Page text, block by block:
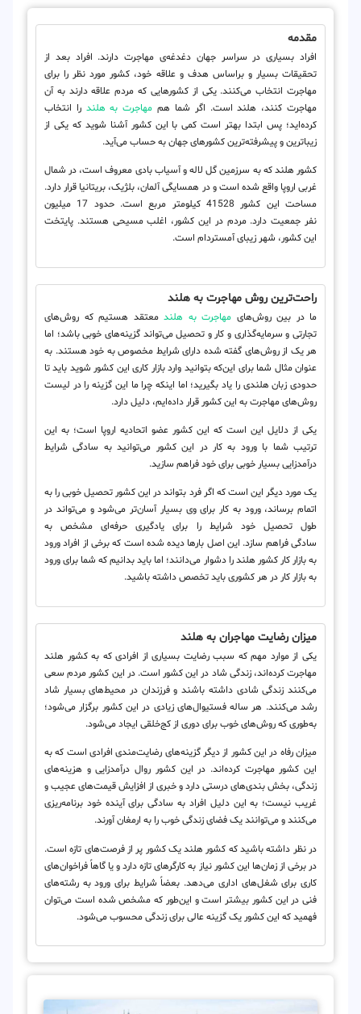
مقدمه
افراد بسیاری در سراسر جهان دغدغه‌ی مهاجرت دارند. افراد بعد از
تحقیقات بسیار و براساس هدف و علاقه خود، کشور مورد نظر را برای
مهاجرت انتخاب می‌کنند. یکی از کشورهایی که مردم علاقه دارند به آن
مهاجرت کنند، هلند است. اگر شما هم مهاجرت به هلند را انتخاب
کرده‌اید؛ پس ابتدا بهتر است کمی با این کشور آشنا شوید که یکی از
زیباترین و پیشرفته‌ترین کشورهای جهان به حساب می‌آید.
کشور هلند که به سرزمین گل لاله و آسیاب بادی معروف است، در شمال
غربی اروپا واقع شده است و در همسایگی آلمان، بلژیک، بریتانیا قرار دارد.
مساحت این کشور 41528 کیلومتر مربع است. حدود 17 میلیون
نفر جمعیت دارد. مردم در این کشور، اغلب مسیحی هستند. پایتخت
این کشور، شهر زیبای آمستردام است.
راحت‌ترین روش مهاجرت به هلند
ما در بین روش‌های مهاجرت به هلند معتقد هستیم که روش‌های
تجارتی و سرمایه‌گذاری و کار و تحصیل می‌تواند گزینه‌های خوبی باشد؛ اما
هر یک از روش‌های گفته شده دارای شرایط مخصوص به خود هستند. به
عنوان مثال شما برای این‌که بتوانید وارد بازار کاری این کشور شوید باید تا
حدودی زبان هلندی را یاد بگیرید؛ اما اینکه چرا ما این گزینه را در لیست
روش‌های مهاجرت به این کشور قرار داده‌ایم، دلیل دارد.
یکی از دلایل این است که این کشور عضو اتحادیه اروپا است؛ به این
ترتیب شما با ورود به کار در این کشور می‌توانید به سادگی شرایط
درآمدزایی بسیار خوبی برای خود فراهم سازید.
یک مورد دیگر این است که اگر فرد بتواند در این کشور تحصیل خوبی را به
اتمام برساند، ورود به کار برای وی بسیار آسان‌تر می‌شود و می‌تواند در
طول تحصیل خود شرایط را برای یادگیری حرفه‌ای مشخص به
سادگی فراهم سازد. این اصل بارها دیده شده است که برخی از افراد ورود
به بازار کار کشور هلند را دشوار می‌دانند؛ اما باید بدانیم که شما برای ورود
به بازار کار در هر کشوری باید تخصص داشته باشید.
میزان رضایت مهاجران به هلند
یکی از موارد مهم که سبب رضایت بسیاری از افرادی که به کشور هلند
مهاجرت کرده‌اند، زندگی شاد در این کشور است. در این کشور مردم سعی
می‌کنند زندگی شادی داشته باشند و فرزندان در محیط‌های بسیار شاد
رشد می‌کنند. هر ساله فستیوال‌های زیادی در این کشور برگزار می‌شود؛
به‌طوری که روش‌های خوب برای دوری از کج‌خلقی ایجاد می‌شود.
میزان رفاه در این کشور از دیگر گزینه‌های رضایت‌مندی افرادی است که به
این کشور مهاجرت کرده‌اند. در این کشور روال درآمدزایی و هزینه‌های
زندگی، بخش‌‌‌ بندی‌های درستی دارد و خبری از افزایش قیمت‌های عجیب و
غریب نیست؛ به این دلیل افراد به سادگی برای آینده خود برنامه‌ریزی
می‌کنند و می‌توانند یک فضای زندگی خوب را به ارمغان آورند.
در نظر داشته باشید که کشور هلند یک کشور پر از فرصت‌های تازه است.
در برخی از زمان‌ها این کشور نیاز به کارگرهای تازه دارد و یا گاهاً فراخوان‌های
کاری برای شغل‌های اداری می‌دهد. بعضاً شرایط برای ورود به رشته‌های
فنی در این کشور بیشتر است و این‌طور که مشخص شده است می‌توان
فهمید که این کشور یک گزینه عالی برای زندگی محسوب می‌شود.